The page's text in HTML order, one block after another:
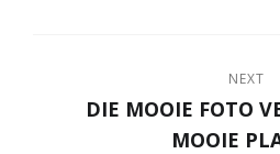
NEXT
DIE MOOIE FOTO
MOOIE